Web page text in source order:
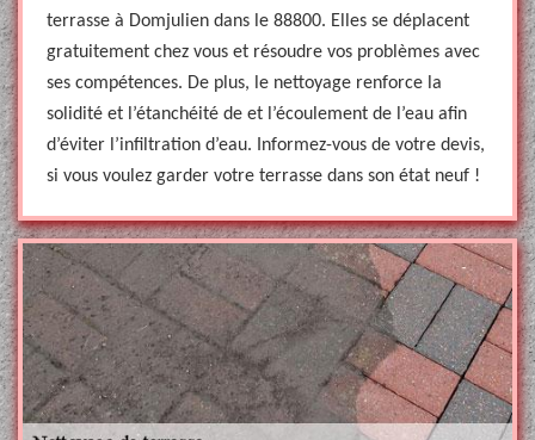
terrasse à Domjulien dans le 88800. Elles se déplacent
gratuitement chez vous et résoudre vos problèmes avec
ses compétences. De plus, le nettoyage renforce la
solidité et l’étanchéité de et l’écoulement de l’eau afin
d’éviter l’infiltration d’eau. Informez-vous de votre devis,
si vous voulez garder votre terrasse dans son état neuf !